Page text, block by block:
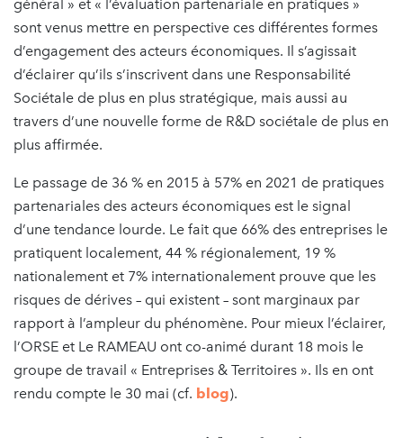
général » et « l’évaluation partenariale en pratiques »
sont venus mettre en perspective ces différentes formes
d’engagement des acteurs économiques. Il s’agissait
d’éclairer qu’ils s’inscrivent dans une Responsabilité
Sociétale de plus en plus stratégique, mais aussi au
travers d’une nouvelle forme de R&D sociétale de plus en
plus affirmée.
Le passage de 36 % en 2015 à 57% en 2021 de pratiques
partenariales des acteurs économiques est le signal
d’une tendance lourde. Le fait que 66% des entreprises le
pratiquent localement, 44 % régionalement, 19 %
nationalement et 7% internationalement prouve que les
risques de dérives – qui existent – sont marginaux par
rapport à l’ampleur du phénomène. Pour mieux l’éclairer,
l’ORSE et Le RAMEAU ont co-animé durant 18 mois le
groupe de travail « Entreprises & Territoires ». Ils en ont
rendu compte le 30 mai (cf. blog).